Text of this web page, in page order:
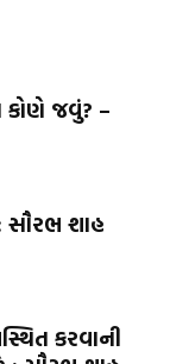
કોણે જવું? –
સૌરભ શાહ
કરવાની